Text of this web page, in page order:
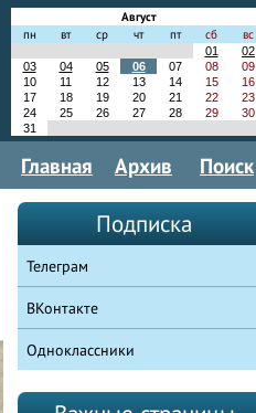
Август
пн
вт ср чт пт сб
вс
01
02
03
04 05 06 07 08
09
10
11 12 13 14 15
16
17
18 19 20 21 22
23
24
25 26 27 28 29
30
31
Главная Архив Поиск
Подписка
Телеграм
ВКонтакте
Одноклассники